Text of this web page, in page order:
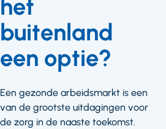
het
buitenland
een optie?
Een gezonde arbeidsmarkt is een
van de grootste uitdagingen voor
de zorg in de naaste toekomst.